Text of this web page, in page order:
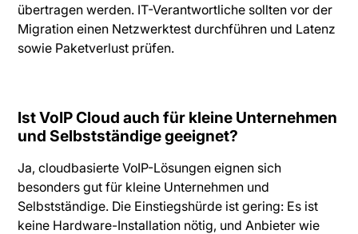
übertragen werden. IT-Verantwortliche sollten vor der
Migration einen Netzwerktest durchführen und Latenz
sowie Paketverlust prüfen.
Ist VoIP Cloud auch für kleine Unternehmen
und Selbstständige geeignet?
Ja, cloudbasierte VoIP-Lösungen eignen sich
besonders gut für kleine Unternehmen und
Selbstständige. Die Einstiegshürde ist gering: Es ist
keine Hardware-Installation nötig, und Anbieter wie